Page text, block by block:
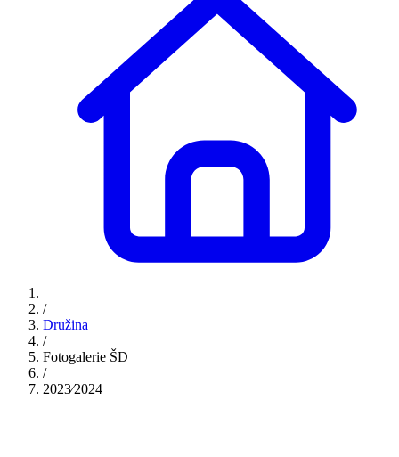
/
Družina
/
Fotogalerie ŠD
/
2023⁄2024